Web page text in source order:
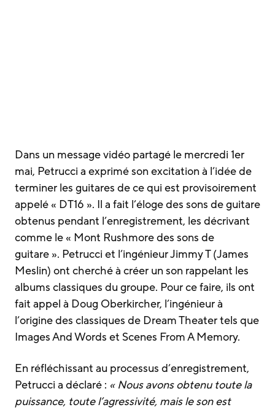
Dans un message vidéo partagé le mercredi 1er
mai, Petrucci a exprimé son excitation à l’idée de
terminer les guitares de ce qui est provisoirement
appelé « DT16 ». Il a fait l’éloge des sons de guitare
obtenus pendant l’enregistrement, les décrivant
comme le « Mont Rushmore des sons de
guitare ». Petrucci et l’ingénieur Jimmy T (James
Meslin) ont cherché à créer un son rappelant les
albums classiques du groupe. Pour ce faire, ils ont
fait appel à Doug Oberkircher, l’ingénieur à
l’origine des classiques de Dream Theater tels que
Images And Words et Scenes From A Memory.
En réfléchissant au processus d’enregistrement,
Petrucci a déclaré : « Nous avons obtenu toute la
puissance, toute l’agressivité, mais le son est